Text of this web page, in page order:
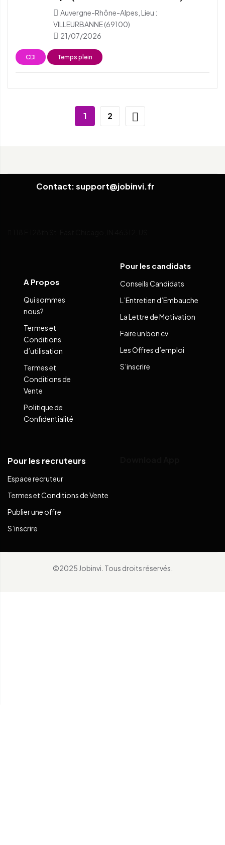
Auvergne-Rhône-Alpes, Lieu :
VILLEURBANNE (69100)
21/07/2026
CDI Temps plein
1 2
Contact: support@jobinvi.fr
A Propos
Qui sommes
nous?
Termes et
Conditions
d’utilisation
Termes et
Conditions de
Vente
Politique de
Confidentialité
Pour les candidats
Conseils Candidats
L’Entretien d’Embauche
La Lettre de Motivation
Faire un bon cv
Les Offres d’emploi
S’inscrire
Pour les recruteurs
Espace recruteur
Termes et Conditions de Vente
Publier une offre
S’inscrire
©2025 Jobinvi. Tous droits réservés.